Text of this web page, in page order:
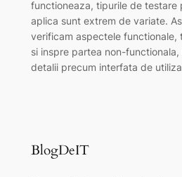
functioneaza, tipurile de testare
aplica sunt extrem de variate.
verificam aspectele functionale,
si inspre partea non-
detalii precum interfata de
BlogDeIT